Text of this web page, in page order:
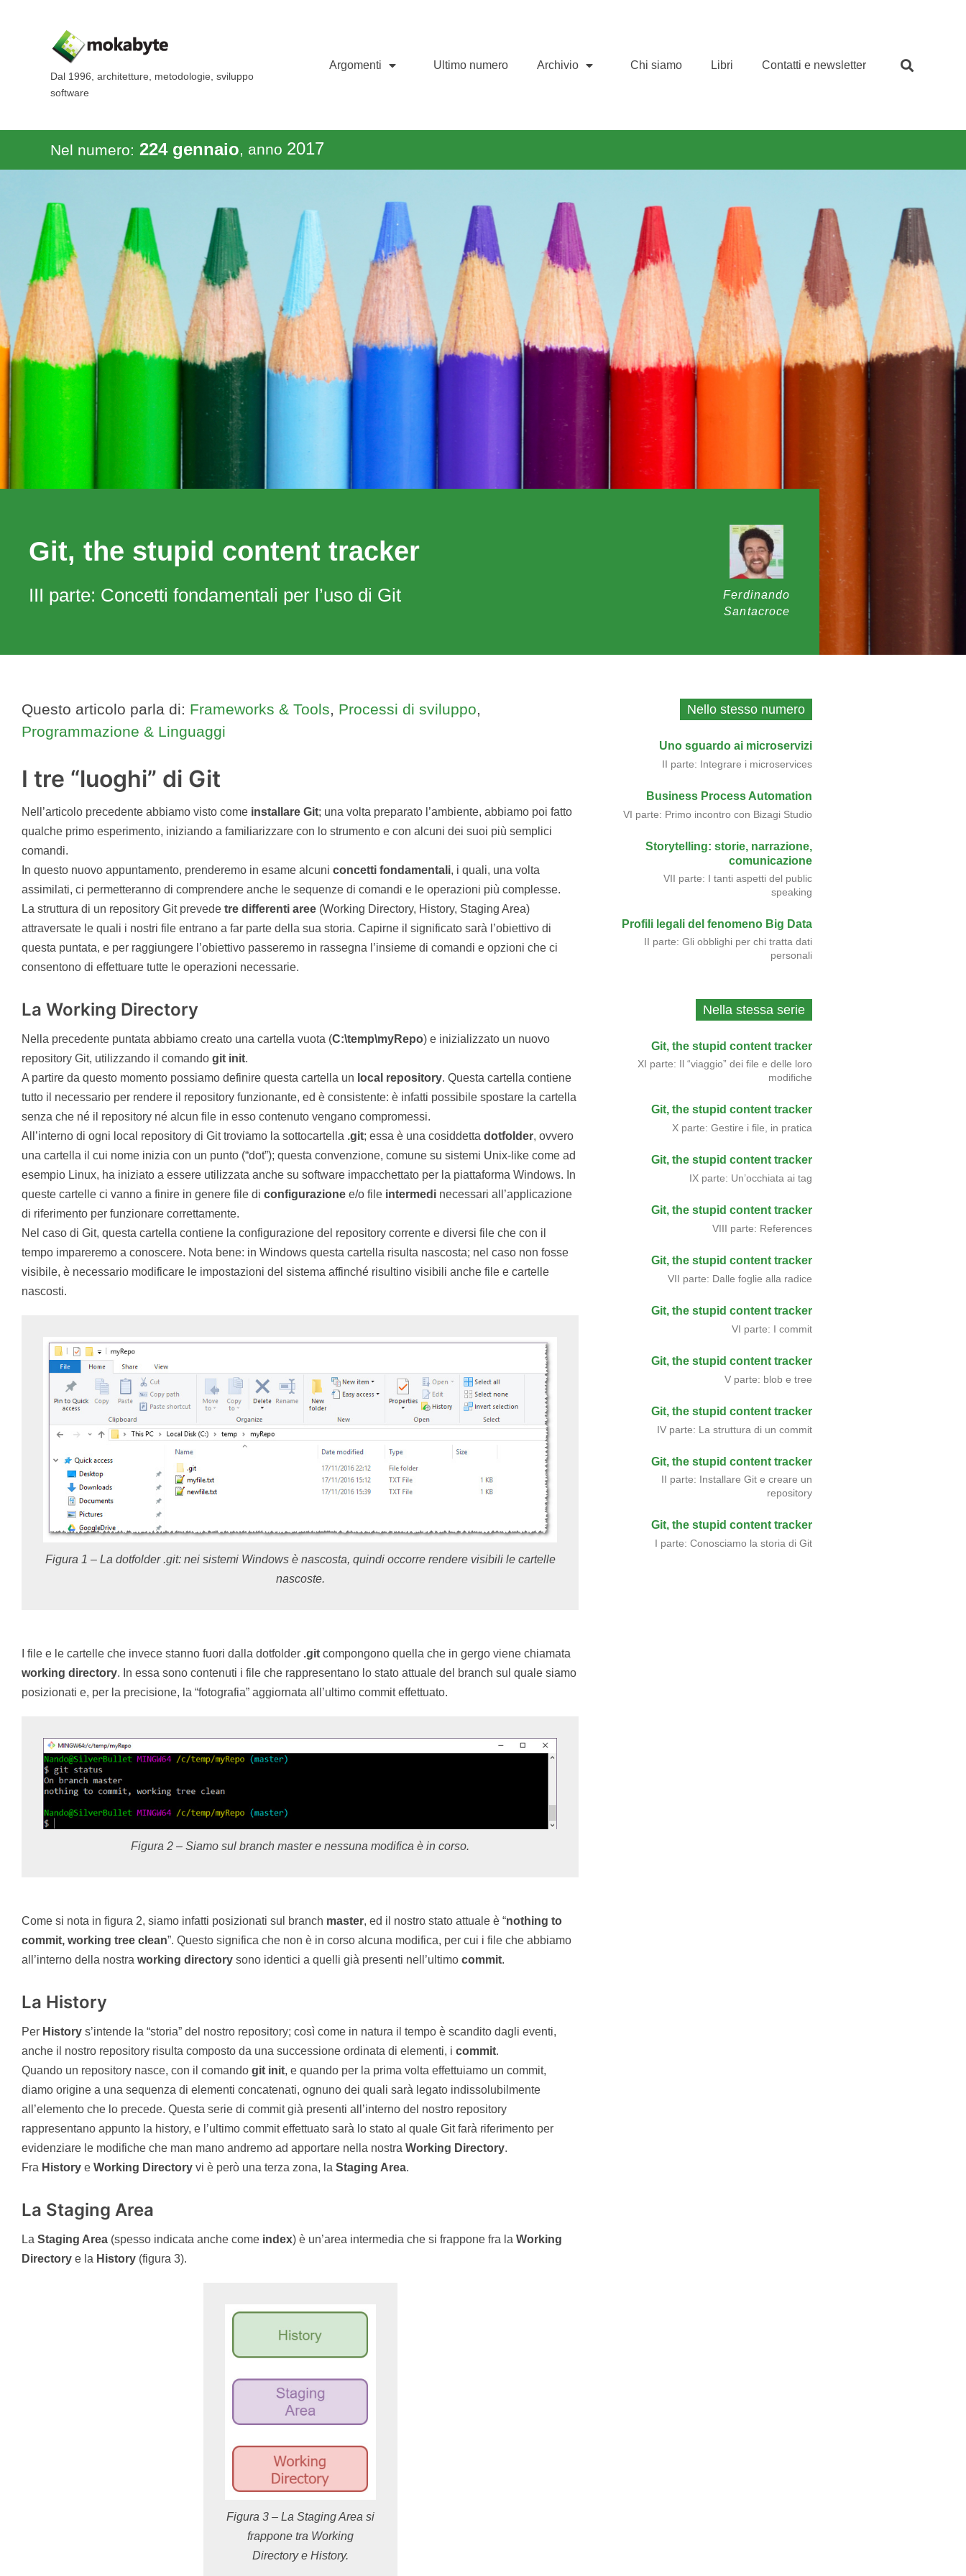
Dal 1996, architetture, metodologie, sviluppo
software
Argomenti Ultimo numero Archivio Chi siamo Libri Contatti e newsletter
Nel numero: 224 gennaio, anno 2017
Git, the stupid content tracker
III parte: Concetti fondamentali per l’uso di Git
Ferdinando
Santacroce
Questo articolo parla di: Frameworks & Tools, Processi di sviluppo,
Programmazione & Linguaggi
I tre “luoghi” di Git
Nell’articolo precedente abbiamo visto come installare Git; una volta preparato l’ambiente, abbiamo poi fatto
qualche primo esperimento, iniziando a familiarizzare con lo strumento e con alcuni dei suoi più semplici
comandi.
In questo nuovo appuntamento, prenderemo in esame alcuni concetti fondamentali, i quali, una volta
assimilati, ci permetteranno di comprendere anche le sequenze di comandi e le operazioni più complesse.
La struttura di un repository Git prevede tre differenti aree (Working Directory, History, Staging Area)
attraversate le quali i nostri file entrano a far parte della sua storia. Capirne il significato sarà l’obiettivo di
questa puntata, e per raggiungere l’obiettivo passeremo in rassegna l’insieme di comandi e opzioni che ci
consentono di effettuare tutte le operazioni necessarie.
La Working Directory
Nella precedente puntata abbiamo creato una cartella vuota (C:\temp\myRepo) e inizializzato un nuovo
repository Git, utilizzando il comando git init.
A partire da questo momento possiamo definire questa cartella un local repository. Questa cartella contiene
tutto il necessario per rendere il repository funzionante, ed è consistente: è infatti possibile spostare la cartella
senza che né il repository né alcun file in esso contenuto vengano compromessi.
All’interno di ogni local repository di Git troviamo la sottocartella .git; essa è una cosiddetta dotfolder, ovvero
una cartella il cui nome inizia con un punto (“dot”); questa convenzione, comune su sistemi Unix-like come ad
esempio Linux, ha iniziato a essere utilizzata anche su software impacchettato per la piattaforma Windows. In
queste cartelle ci vanno a finire in genere file di configurazione e/o file intermedi necessari all’applicazione
di riferimento per funzionare correttamente.
Nel caso di Git, questa cartella contiene la configurazione del repository corrente e diversi file che con il
tempo impareremo a conoscere. Nota bene: in Windows questa cartella risulta nascosta; nel caso non fosse
visibile, è necessario modificare le impostazioni del sistema affinché risultino visibili anche file e cartelle
nascosti.
Figura 1 – La dotfolder .git: nei sistemi Windows è nascosta, quindi occorre rendere visibili le cartelle
nascoste.
I file e le cartelle che invece stanno fuori dalla dotfolder .git compongono quella che in gergo viene chiamata
working directory. In essa sono contenuti i file che rappresentano lo stato attuale del branch sul quale siamo
posizionati e, per la precisione, la “fotografia” aggiornata all’ultimo commit effettuato.
Figura 2 – Siamo sul branch master e nessuna modifica è in corso.
Come si nota in figura 2, siamo infatti posizionati sul branch master, ed il nostro stato attuale è “nothing to
commit, working tree clean”. Questo significa che non è in corso alcuna modifica, per cui i file che abbiamo
all’interno della nostra working directory sono identici a quelli già presenti nell’ultimo commit.
La History
Per History s’intende la “storia” del nostro repository; così come in natura il tempo è scandito dagli eventi,
anche il nostro repository risulta composto da una successione ordinata di elementi, i commit.
Quando un repository nasce, con il comando git init, e quando per la prima volta effettuiamo un commit,
diamo origine a una sequenza di elementi concatenati, ognuno dei quali sarà legato indissolubilmente
all’elemento che lo precede. Questa serie di commit già presenti all’interno del nostro repository
rappresentano appunto la history, e l’ultimo commit effettuato sarà lo stato al quale Git farà riferimento per
evidenziare le modifiche che man mano andremo ad apportare nella nostra Working Directory.
Fra History e Working Directory vi è però una terza zona, la Staging Area.
La Staging Area
La Staging Area (spesso indicata anche come index) è un’area intermedia che si frappone fra la Working
Directory e la History (figura 3).
Figura 3 – La Staging Area si
frappone tra Working
Directory e History.
Nello stesso numero
Uno sguardo ai microservizi
II parte: Integrare i microservices
Business Process Automation
VI parte: Primo incontro con Bizagi Studio
Storytelling: storie, narrazione,
comunicazione
VII parte: I tanti aspetti del public
speaking
Profili legali del fenomeno Big Data
II parte: Gli obblighi per chi tratta dati
personali
Nella stessa serie
Git, the stupid content tracker
XI parte: Il “viaggio” dei file e delle loro
modifiche
Git, the stupid content tracker
X parte: Gestire i file, in pratica
Git, the stupid content tracker
IX parte: Un’occhiata ai tag
Git, the stupid content tracker
VIII parte: References
Git, the stupid content tracker
VII parte: Dalle foglie alla radice
Git, the stupid content tracker
VI parte: I commit
Git, the stupid content tracker
V parte: blob e tree
Git, the stupid content tracker
IV parte: La struttura di un commit
Git, the stupid content tracker
II parte: Installare Git e creare un
repository
Git, the stupid content tracker
I parte: Conosciamo la storia di Git